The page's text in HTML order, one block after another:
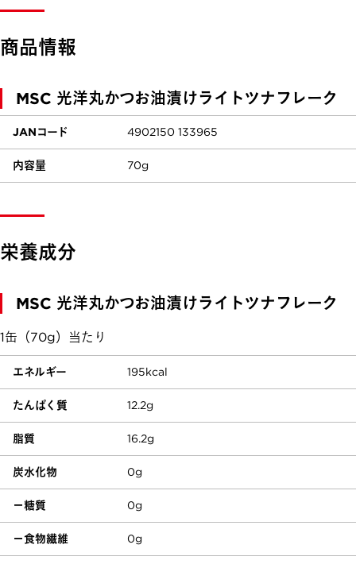
商品情報
MSC 光洋丸かつお油漬けライトツナフレーク
JANコード 4902150 133965
内容量 70g
栄養成分
MSC 光洋丸かつお油漬けライトツナフレーク
1缶（70g）当たり
エネルギー 195kcal
たんぱく質 12.2g
脂質 16.2g
炭水化物 0g
－糖質 0g
－食物繊維 0g